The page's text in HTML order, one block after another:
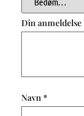
Din anmeldelse
Navn *